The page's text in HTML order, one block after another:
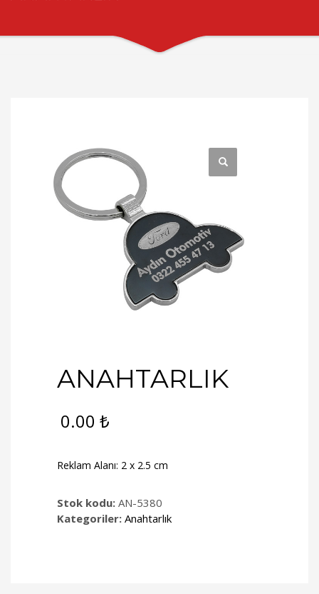
ANAHTARLIK
0.00 ₺
Reklam Alanı: 2 x 2.5 cm
Stok kodu: AN-5380
Kategoriler: Anahtarlık